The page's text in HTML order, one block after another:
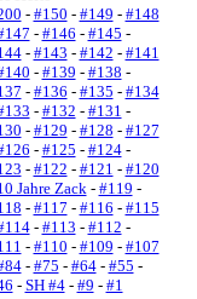
- #150 - #149 - #148
- #146 - #145 -
- #143 - #142 - #141
- #139 - #138 -
- #136 - #135 - #134
- #132 - #131 -
- #129 - #128 - #127
- #125 - #124-
- #122 - #121 - #120
Jahre Zack- #119 -
- #117 - #116 - #115
- #113 - #112 -
- #110 - #109 - #107
- #75 - #64- #55 -
- SH #4- #9 - #1